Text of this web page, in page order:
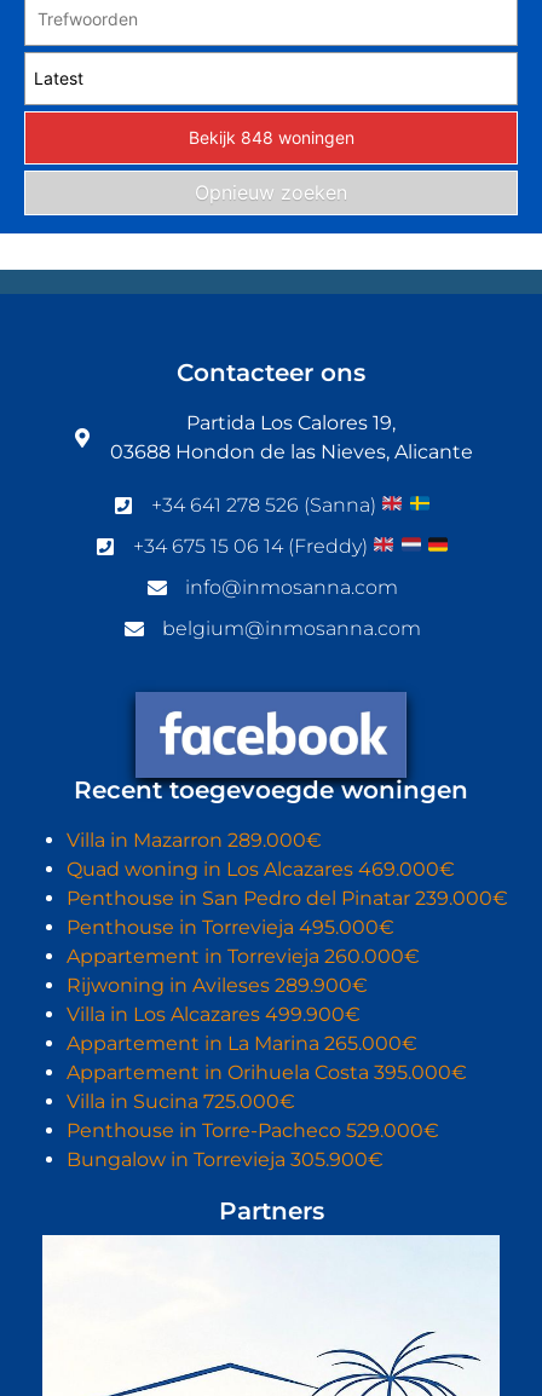
Contacteer ons
Partida Los Calores 19,
03688 Hondon de las Nieves, Alicante
+34 641 278 526 (Sanna)
+34 675 15 06 14 (Freddy)
info@inmosanna.com
belgium@inmosanna.com
Recent toegevoegde woningen
Villa in Mazarron 289.000€
Quad woning in Los Alcazares 469.000€
Penthouse in San Pedro del Pinatar 239.000€
Penthouse in Torrevieja 495.000€
Appartement in Torrevieja 260.000€
Rijwoning in Avileses 289.900€
Villa in Los Alcazares 499.900€
Appartement in La Marina 265.000€
Appartement in Orihuela Costa 395.000€
Villa in Sucina 725.000€
Penthouse in Torre-Pacheco 529.000€
Bungalow in Torrevieja 305.900€
Partners